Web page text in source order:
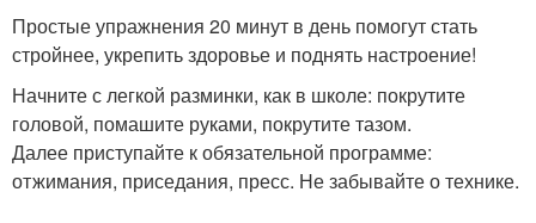
Простые упражнения 20 минут в день помогут стать
стройнее, укрепить здоровье и поднять настроение!
Начните с легкой разминки, как в школе: покрутите
головой, помашите руками, покрутите тазом.
Далее приступайте к обязательной программе:
отжимания, приседания, пресс. Не забывайте о технике.